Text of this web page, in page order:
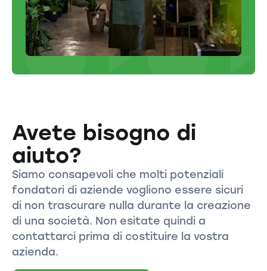
Avete bisogno di
aiuto?
Siamo consapevoli che molti potenziali
fondatori di aziende vogliono essere sicuri
di non trascurare nulla durante la creazione
di una società. Non esitate quindi a
contattarci prima di costituire la vostra
azienda.